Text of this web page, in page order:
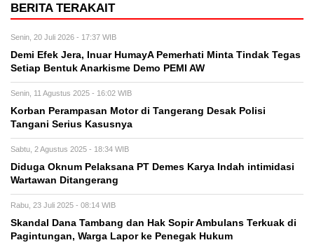
BERITA TERAKAIT
Senin, 20 Juli 2026 - 17:37 WIB
Demi Efek Jera, Inuar HumayA Pemerhati Minta Tindak Tegas
Setiap Bentuk Anarkisme Demo PEMI AW
Senin, 11 Agustus 2025 - 16:02 WIB
Korban Perampasan Motor di Tangerang Desak Polisi
Tangani Serius Kasusnya
Sabtu, 2 Agustus 2025 - 18:34 WIB
Diduga Oknum Pelaksana PT Demes Karya Indah intimidasi
Wartawan Ditangerang
Rabu, 23 Juli 2025 - 08:14 WIB
Skandal Dana Tambang dan Hak Sopir Ambulans Terkuak di
Pagintungan, Warga Lapor ke Penegak Hukum